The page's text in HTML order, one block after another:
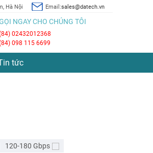
Hà Nội Email:sales@datech.vn
NGAY CHO CHÚNG TÔI
02432012368
098 115 6699
tức
120-180 Gbps